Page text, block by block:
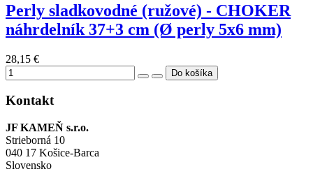
Perly sladkovodné (ružové) - CHOKER
náhrdelník 37+3 cm (Ø perly 5x6 mm)
28,15 €
Kontakt
JF KAMEŇ s.r.o.
Strieborná 10
040 17 Košice-Barca
Slovensko